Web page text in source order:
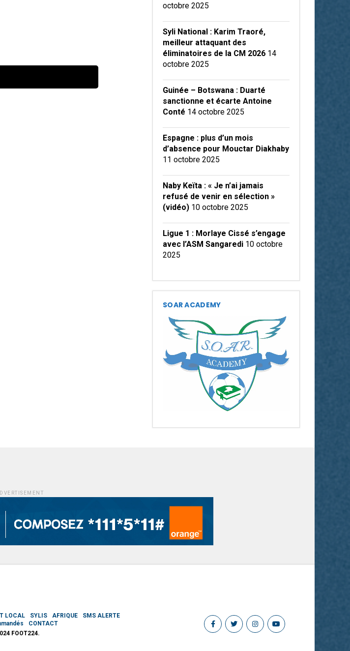
octobre 2025
Syli National : Karim Traoré,
meilleur attaquant des
éliminatoires de la CM 2026 14
octobre 2025
Guinée – Botswana : Duarté
sanctionne et écarte Antoine
Conté 14 octobre 2025
Espagne : plus d’un mois
d’absence pour Mouctar Diakhaby
11 octobre 2025
Naby Keïta : « Je n’ai jamais
refusé de venir en sélection »
(vidéo) 10 octobre 2025
Ligue 1 : Morlaye Cissé s’engage
avec l’ASM Sangaredi 10 octobre
2025
SOAR ACADEMY
LOCAL SYLIS AFRIQUE
SMS ALERTE
CONTACT
FOOT224.